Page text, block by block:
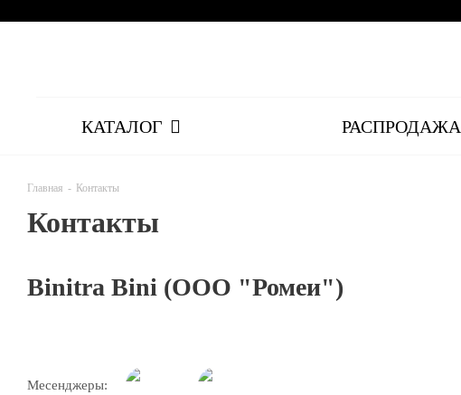
КАТАЛОГ РАСПРОДАЖА
Главная - Контакты
Контакты
Binitra Bini (ООО "Ромеи")
Месенджеры: